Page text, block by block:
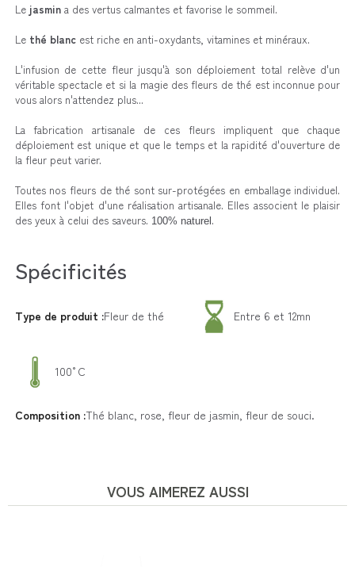
Le jasmina des vertus calmantes et favorise le sommeil.
Le thé blancest riche en anti-oxydants, vitamines et minéraux.
L'infusion de cette fleur jusqu'à son déploiement total relève d'un
véritable spectacle et si la magie des fleurs de thé est inconnue pour
vous alors n'attendez plus...
La fabrication artisanale de ces fleurs impliquent que chaque
déploiement est unique et que le temps et la rapidité d'ouverture de
la fleur peut varier.
Toutes nos fleurs de thé sont sur-protégées en emballage individuel.
Elles font l'objet d'une réalisation artisanale. Elles associent le plaisir
des yeux à celui des saveurs. 100% naturel .
Spécificités
Type de produit :Fleur de thé Entre 6 et 12mn
100°C
Composition :Thé blanc, rose, fleur de jasmin, fleur de souci.
VOUS AIMEREZ AUSSI